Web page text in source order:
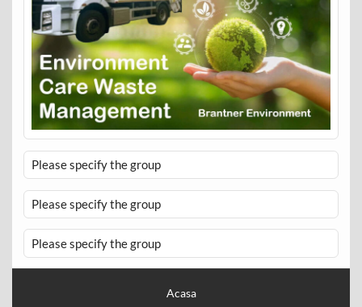
Please specify the group
Please specify the group
Please specify the group
Acasa